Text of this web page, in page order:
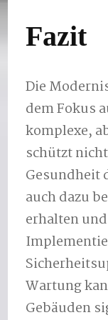
Fazit
Die
dem Fokus
komplexe,
schützt
Gesundheit
auch dazu
erhalten
Wartung
Gebäuden